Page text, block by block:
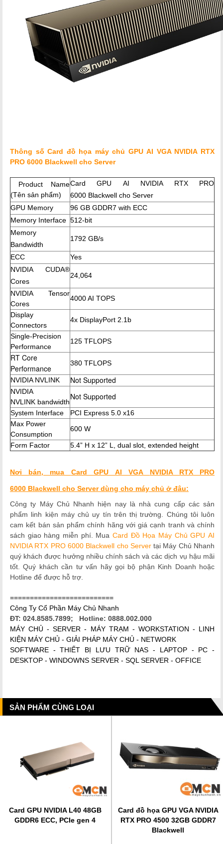
Thông sốCard đồ họa máy chủ GPU AI VGA NVIDIA RTX
PRO 6000 Blackwell cho Server
Product Name
(Tên sản phẩm)
CardGPU AI NVIDIA RTX PRO
6000 Blackwell cho Server
GPU Memory
96 GB GDDR7 with ECC
Memory Interface 512-bit
Memory
Bandwidth
1792 GB/s
ECC
Yes
NVIDIA CUDA®
Cores
24,064
NVIDIA Tensor
Cores
4000 AI TOPS
Display
Connectors
4x DisplayPort 2.1b
Single-Precision
Performance
125 TFLOPS
RT Core
Performance
380 TFLOPS
NVIDIA NVLINK Not Supported
NVIDIA
NVLINK bandwidth
Not Supported
System Interface
PCI Express 5.0 x16
Max Power
Consumption
600 W
Form Factor 5.4” H x 12” L, dual slot, extended height
Nơi bán, mua Card GPU AI VGA NVIDIA RTX PRO
6000 Blackwell cho Serverdùng cho máy chủ ở đâu:
Công ty Máy Chủ Nhanh hiện nay là nhà cung cấp các sản
phẩm linh kiện máy chủ uy tín trên thị trường. Chúng tôi luôn
cam kết bán sản phẩm chính hãng với giá cạnh tranh và chính
sách giao hàng miễn phí. Mua Card Đồ Họa Máy Chủ GPU AI
NVIDIA RTX PRO 6000 Blackwell cho Server tại Máy Chủ Nhanh
quý khách được hưởng nhiều chính sách và các dịch vụ hậu mãi
tốt. Quý khách cần tư vấn hãy gọi bộ phận Kinh Doanh hoặc
Hotline để được hỗ trợ.
==========================
Công Ty Cổ Phần Máy Chủ Nhanh
ĐT: 024.8585.7899; Hotline: 0888.002.000
MÁY CHỦ - SERVER - MÁY TRẠM - WORKSTATION - LINH
KIỆN MÁY CHỦ - GIẢI PHÁP MÁY CHỦ - NETWORK
SOFTWARE - THIẾT BỊ LƯU TRỮ NAS - LAPTOP - PC -
DESKTOP - WINDOWNS SERVER - SQL SERVER - OFFICE
SẢN PHẨM CÙNG LOẠI
Card GPU NVIDIA L40 48GB
GDDR6 ECC, PCIe gen 4
Card đồ họa GPU VGA NVIDIA
RTX PRO 4500 32GB GDDR7
Blackwell